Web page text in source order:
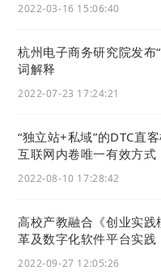
在产教融合教育模式
的方式，推进双方在
而醇真教育和浙江工
新思路，或许教育平
座桥梁，如此合作的
而且可以受益、链接
2022-03-16 15:06:40
杭州电子商务研究院发布
词解释
2022-07-23 17:24:21
“独立站+私域”的DTC直
互联网内卷唯一有效方式
2022-08-10 17:28:42
高校产教融合《创业实践
革及数字化软件平台实践
2022-09-27 12:05:26